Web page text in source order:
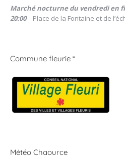
Marché nocturne du vendredi en
20:00– Place de la Fontaine et de
Commune fleurie *
Météo Chaource